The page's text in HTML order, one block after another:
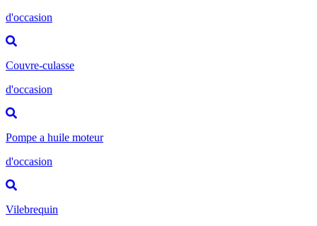
d'occasion
Couvre-culasse
d'occasion
Pompe a huile moteur
d'occasion
Vilebrequin